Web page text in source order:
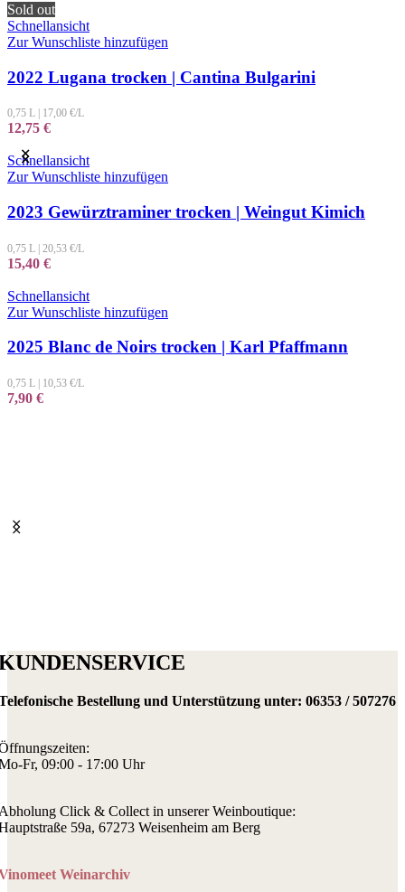
Sold out
Schnellansicht
Zur Wunschliste hinzufügen
2022 Lugana trocken | Cantina Bulgarini
0,75 L 17,00 €/L
12,75 €
Schnellansicht
Zur Wunschliste hinzufügen
2023 Gewürztraminer trocken | Weingut Kimich
0,75 L | 20,53 €/L
15,40 €
Schnellansicht
Zur Wunschliste hinzufügen
2025 Blanc de Noirs trocken | Karl Pfaffmann
0,75 L 10,53 €/L
7,90 €
Bestellung und Unterstützung unter: 06353 / 507276
Fr, 09:00 - 17:00 Uhr
Click & Collect in unserer Weinboutique:
59a, 67273 Weisenheim am Berg
Weinarchiv